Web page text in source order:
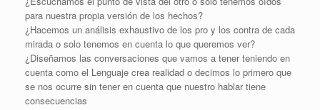
para nuestra propia versión de los hechos?
¿Hacemos un análisis exhaustivo de los pro y los contra de cada
mirada o solo tenemos en cuenta lo que queremos ver?
¿Diseñamos las conversaciones que vamos a tener teniendo en
cuenta como el Lenguaje crea realidad o decimos lo primero que
se nos ocurre sin tener en cuenta que nuestro hablar tiene
consecuencias